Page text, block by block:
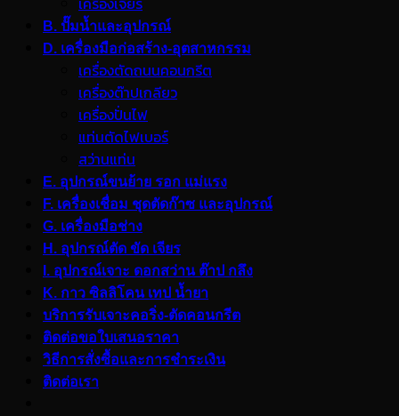
B. ปั๊มน้ำและอุปกรณ์
D. เครื่องมือก่อสร้าง-อุตสาหกรรม
เครื่องตัดถนนคอนกรีต
เครื่องต๊าปเกลียว
เครื่องปั่นไฟ
แท่นตัดไฟเบอร์
สว่านแท่น
E. อุปกรณ์ขนย้าย รอก แม่แรง
F. เครื่องเชื่อม ชุดตัดก๊าซ และอุปกรณ์
G. เครื่องมือช่าง
H. อุปกรณ์ตัด ขัด เจียร
I. อุปกรณ์เจาะ ดอกสว่าน ต๊าป กลึง
K. กาว ซิลลิโคน เทป น้ำยา
บริการรับเจาะคอริ่ง-ตัดคอนกรีต
ติดต่อขอใบเสนอราคา
วิธีการสั่งซื้อและการชำระเงิน
ติดต่อเรา